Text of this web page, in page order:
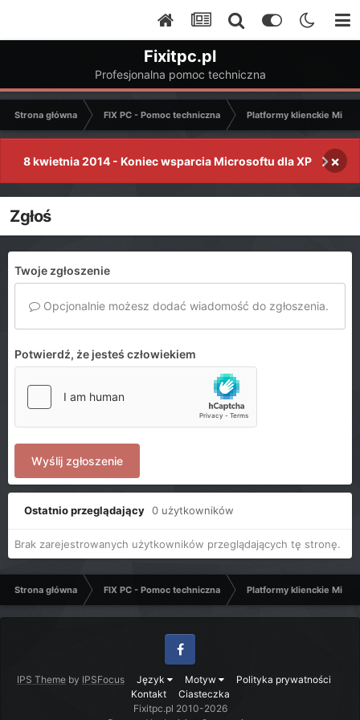
Fixitpc.pl
Profesjonalna pomoc techniczna
Strona główna FIX PC - Pomoc techniczna Platformy klienckie
8 kwietnia 2014 - Koniec wsparcia Microsoftu dla XP ×
Zgłoś
Twoje zgłoszenie
Opcjonalnie możesz dodać wiadomość do zgłoszenia.
Potwierdź, że jesteś człowiekiem
Wyślij zgłoszenie
Ostatnio przeglądający 0 użytkowników
Brak zarejestrowanych użytkowników przeglądających tę stronę.
Strona główna FIX PC - Pomoc techniczna Platformy klienckie
IPS Theme by IPSFocus Język Motyw
Polityka prywatności
Kontakt
Ciasteczka
Facebook
Fixitpc.pl 2010-2026